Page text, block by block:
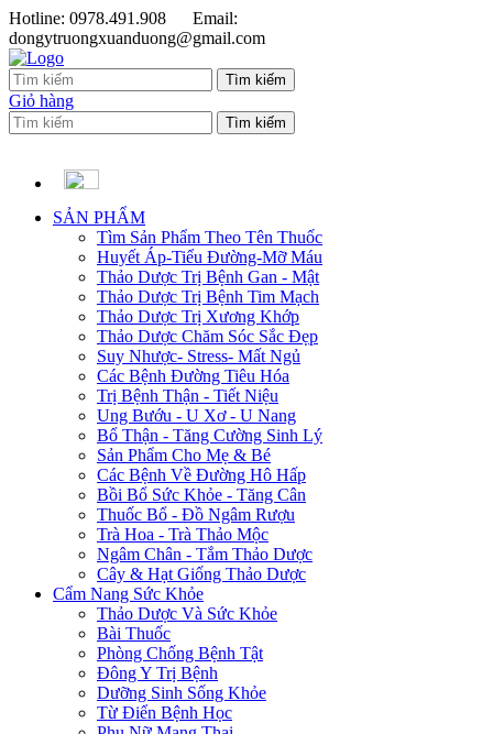
Hotline: 0978.491.908
Email:
dongytruongxuanduong@gmail.com
Giỏ hàng
SẢN PHẨM
Tìm Sản Phẩm Theo Tên Thuốc
Huyết Áp-Tiểu Đường-Mỡ Máu
Thảo Dược Trị Bệnh Gan - Mật
Thảo Dược Trị Bệnh Tim Mạch
Thảo Dược Trị Xương Khớp
Thảo Dược Chăm Sóc Sắc Đẹp
Suy Nhược- Stress- Mất Ngủ
Các Bệnh Đường Tiêu Hóa
Trị Bệnh Thận - Tiết Niệu
Ung Bướu - U Xơ - U Nang
Bổ Thận - Tăng Cường Sinh Lý
Sản Phẩm Cho Mẹ & Bé
Các Bệnh Về Đường Hô Hấp
Bồi Bổ Sức Khỏe - Tăng Cân
Thuốc Bổ - Đồ Ngâm Rượu
Trà Hoa - Trà Thảo Mộc
Ngâm Chân - Tắm Thảo Dược
Cây & Hạt Giống Thảo Dược
Cẩm Nang Sức Khỏe
Thảo Dược Và Sức Khỏe
Bài Thuốc
Phòng Chống Bệnh Tật
Đông Y Trị Bệnh
Dưỡng Sinh Sống Khỏe
Từ Điển Bệnh Học